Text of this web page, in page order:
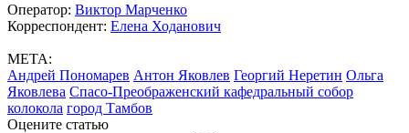
Оператор: Виктор Марченко
Корреспондент: Елена Ходанович
МЕТА:
Андрей Пономарев Антон Яковлев Георгий Неретин Ольга
Яковлева Спасо-Преображенский кафедральный собор
колокола город Тамбов
Оцените статью